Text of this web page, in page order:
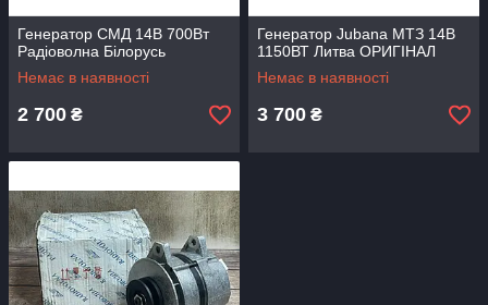
Генератор СМД 14В 700Вт
Радіоволна Білорусь
Немає в наявності
2 700 ₴
Генератор Jubana МТЗ 14В
1150ВТ Литва ОРИГІНАЛ
Немає в наявності
3 700 ₴